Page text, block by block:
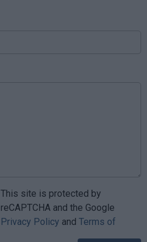
This site is protected by
reCAPTCHA and the Google
Privacy Policy and Terms of